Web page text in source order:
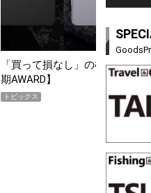
薄着になる季節の夏こそ“映え
SHOCK「GRAVITYMASTER」
PR